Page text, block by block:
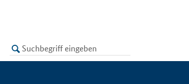
LISTE